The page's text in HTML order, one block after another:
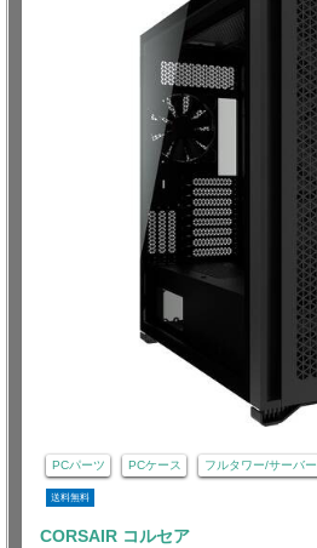
PCパーツ PCケース フルタワー/サーバー
送料無料
CORSAIR コルセア